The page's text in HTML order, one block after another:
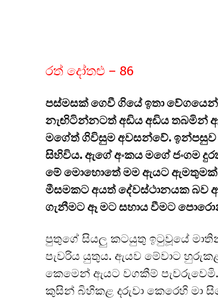
රත් දෝතළු – 86
පස්මසක් ගෙවී ගියේ ඉතා
නැඟිටින්නටත් අඩිය අඩිය තබමින්
මගේත් ගිවිසුම අවසන්වේ.
සිහිවිය. ඇගේ අංකය මගේ ජංගම
මේ මොහොතේ මම ඇයට ඇමතුමක්
මීසමකට අයත් දේවස්ථානයක බව
ගැනීමට ඈ මට සහාය වීමට
පුතුගේ සියලු කටයුතු ඉටුවූයේ
පැවරිය යුතුය. ඇයව මේවාට
කෙමෙන් ඇයට වගකීම්
කුසින් බිහිකළ දරුවා කෙරෙහි මා